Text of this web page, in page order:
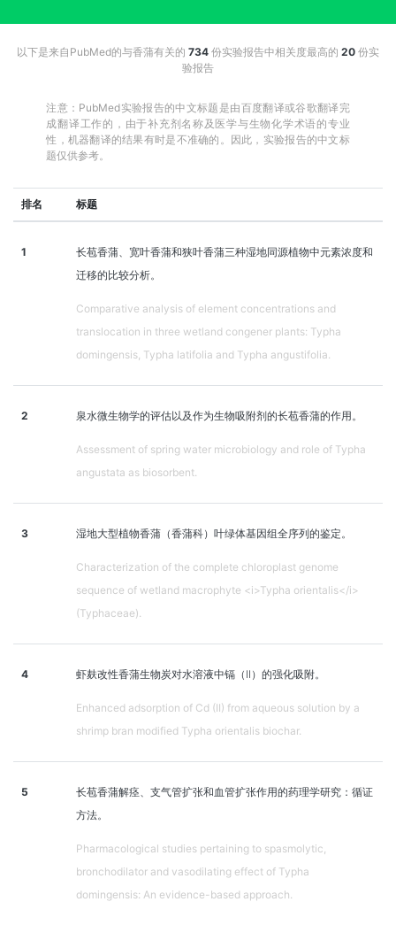
以下是来自PubMed的与香蒲有关的 734 份实验报告中相关度最高的 20 份实
验报告
注意：PubMed实验报告的中文标题是由百度翻译或谷歌翻译完
成翻译工作的，由于补充剂名称及医学与生物化学术语的专业
性，机器翻译的结果有时是不准确的。因此，实验报告的中文标
题仅供参考。
排名 标题
1
长苞香蒲、宽叶香蒲和狭叶香蒲三种湿地同源植物中元素浓度和
迁移的比较分析。
Comparative analysis of element concentrations and
translocation in three wetland congener plants: Typha
domingensis, Typha latifolia and Typha angustifolia.
2 泉水微生物学的评估以及作为生物吸附剂的长苞香蒲的作用。
Assessment of spring water microbiology and role of Typha
angustata as biosorbent.
3 湿地大型植物香蒲（香蒲科）叶绿体基因组全序列的鉴定。
Characterization of the complete chloroplast genome
sequence of wetland macrophyte <i>Typha orientalis</i>
(Typhaceae).
4 虾麸改性香蒲生物炭对水溶液中镉（II）的强化吸附。
Enhanced adsorption of Cd (II) from aqueous solution by a
shrimp bran modified Typha orientalis biochar.
5
长苞香蒲解痉、支气管扩张和血管扩张作用的药理学研究：循证
方法。
Pharmacological studies pertaining to spasmolytic,
bronchodilator and vasodilating effect of Typha
domingensis: An evidence-based approach.